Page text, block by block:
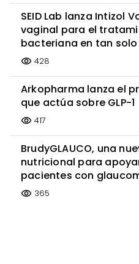
SEID Lab lanza Intizol
vaginal para el
bacteriana en tan
visibility 428
Arkopharma lanza el
que actúa sobre GLP-1
visibility 417
BrudyGLAUCO, una
nutricional para
pacientes con
visibility 365